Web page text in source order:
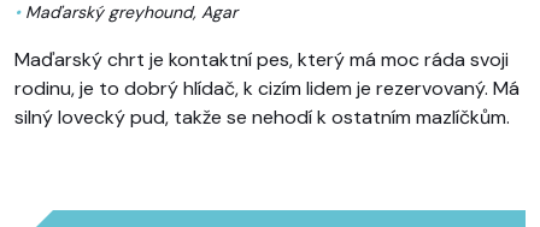
• Maďarský greyhound, Agar
Maďarský chrt je kontaktní pes, který má moc ráda svoji
rodinu, je to dobrý hlídač, k cizím lidem je rezervovaný. Má
silný lovecký pud, takže se nehodí k ostatním mazlíčkům.